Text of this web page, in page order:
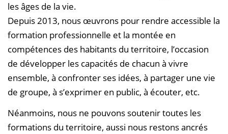
les âges de la vie.
Depuis 2013, nous œuvrons pour rendre accessible la
formation professionnelle et la montée en
compétences des habitants du territoire, l’occasion
de développer les capacités de chacun à vivre
ensemble, à confronter ses idées, à partager une vie
de groupe, à s’exprimer en public, à écouter, etc.
Néanmoins, nous ne pouvons soutenir toutes les
formations du territoire, aussi nous restons ancrés